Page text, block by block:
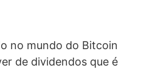
no mundo do Bitcoin
de dividendos que é